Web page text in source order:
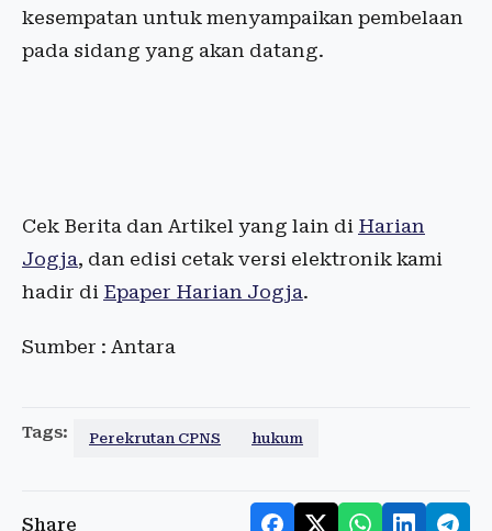
kesempatan untuk menyampaikan pembelaan
pada sidang yang akan datang.
Cek Berita dan Artikel yang lain di Harian
Jogja, dan edisi cetak versi elektronik kami
hadir di Epaper Harian Jogja.
Sumber : Antara
Tags: Perekrutan CPNS hukum
Share